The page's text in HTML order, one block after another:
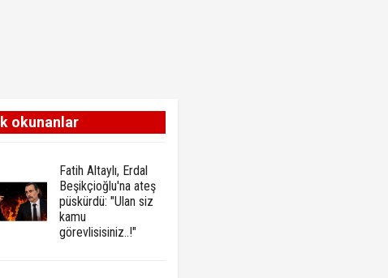
okunanlar
Fatih Altaylı, Erdal
Beşikçioğlu'na ateş
püskürdü: "Ulan siz
kamu
görevlisisiniz..!"